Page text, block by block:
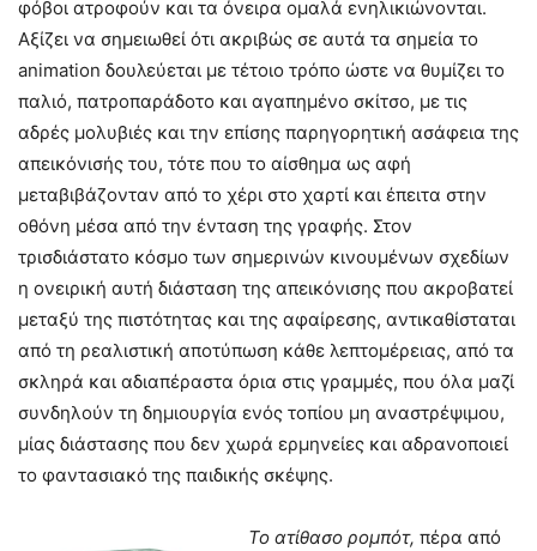
φόβοι ατροφούν και τα όνειρα ομαλά ενηλικιώνονται.
Αξίζει να σημειωθεί ότι ακριβώς σε αυτά τα σημεία το
animation δουλεύεται με τέτοιο τρόπο ώστε να θυμίζει το
παλιό, πατροπαράδοτο και αγαπημένο σκίτσο, με τις
αδρές μολυβιές και την επίσης παρηγορητική ασάφεια της
απεικόνισής του, τότε που το αίσθημα ως αφή
μεταβιβάζονταν από το χέρι στο χαρτί και έπειτα στην
οθόνη μέσα από την ένταση της γραφής. Στον
τρισδιάστατο κόσμο των σημερινών κινουμένων σχεδίων
η ονειρική αυτή διάσταση της απεικόνισης που ακροβατεί
μεταξύ της πιστότητας και της αφαίρεσης, αντικαθίσταται
από τη ρεαλιστική αποτύπωση κάθε λεπτομέρειας, από τα
σκληρά και αδιαπέραστα όρια στις γραμμές, που όλα μαζί
συνδηλούν τη δημιουργία ενός τοπίου μη αναστρέψιμου,
μίας διάστασης που δεν χωρά ερμηνείες και αδρανοποιεί
το φαντασιακό της παιδικής σκέψης.
Το ατίθασο ρομπότ, πέρα από